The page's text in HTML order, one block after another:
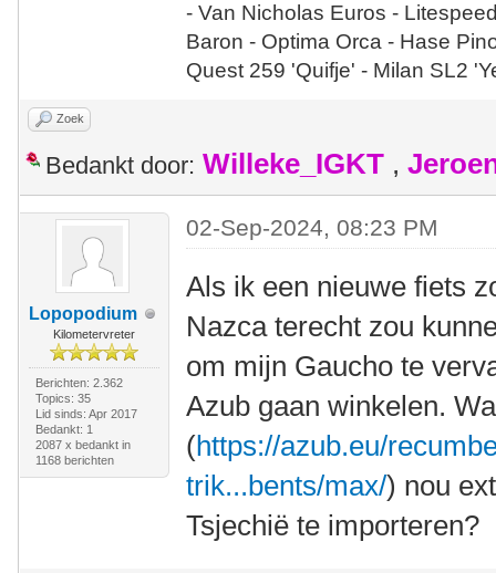
- Van Nicholas Euros -
Baron - Optima Orca - Hase
Quest 259 'Quifje' - Milan SL2
Zoek
Bedankt door: Willeke_IGKT ,
Lopopodium
Kilometervreter
Berichten: 2.362
Topics: 35
Lid sinds: Apr 2017
Bedankt: 1
2087 x bedankt in
1168 berichten
02-Sep-2024, 08:23 PM
Als ik een nieuwe fiets
Nazca terecht zou
om mijn Gaucho te
Azub gaan winkelen.
(https://azub.eu/
trik...bents/max/) nou
Tsjechië te importeren?